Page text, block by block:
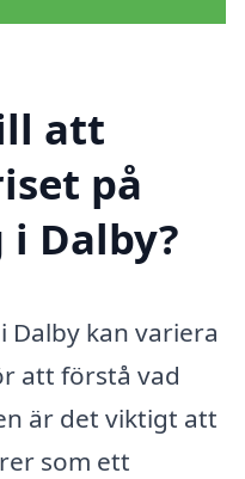
att
på
Dalby?
Dalby kan variera
att förstå vad
är det viktigt att
som ett